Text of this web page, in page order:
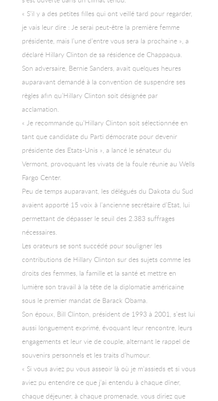
« S’il y a des petites filles qui ont veillé tard pour regarder,
je vais leur dire : Je serai peut-être la première femme
présidente, mais l’une d’entre vous sera la prochaine », a
déclaré Hillary Clinton de sa résidence de Chappaqua.
Son adversaire, Bernie Sanders, avait quelques heures
auparavant demandé à la convention de suspendre ses
règles afin qu’Hillary Clinton soit désignée par
acclamation.
« Je recommande qu’Hillary Clinton soit sélectionnée en
tant que candidate du Parti démocrate pour devenir
présidente des Etats-Unis », a lancé le sénateur du
Vermont, provoquant les vivats de la foule réunie au Wells
Fargo Center.
Peu de temps auparavant, les délégués du Dakota du Sud
avaient apporté 15 voix à l’ancienne secrétaire d’Etat, lui
permettant de dépasser le seuil des 2.383 suffrages
nécessaires.
Les orateurs se sont succédé pour souligner les
contributions de Hillary Clinton sur des sujets comme les
droits des femmes, la famille et la santé et mettre en
lumière son travail à la tête de la diplomatie américaine
sous le premier mandat de Barack Obama.
Son époux, Bill Clinton, président de 1993 à 2001, s’est lui
aussi longuement exprimé, évoquant leur rencontre, leurs
engagements et leur vie de couple, alternant le rappel de
souvenirs personnels et les traits d’humour.
« Si vous aviez pu vous asseoir là où je m’assieds et si vous
aviez pu entendre ce que j’ai entendu à chaque dîner,
chaque déjeuner, à chaque promenade, vous diriez que